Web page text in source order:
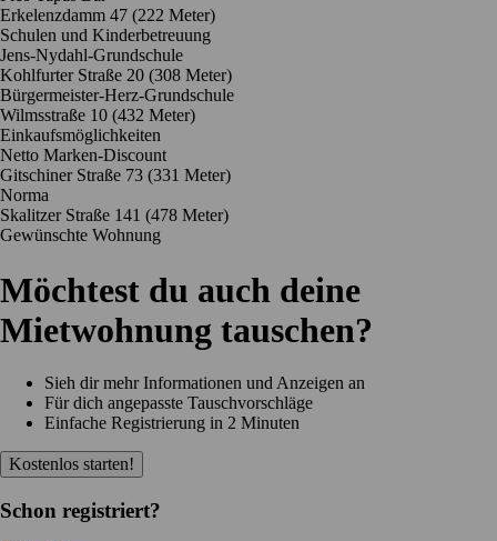
Erkelenzdamm 47 (222 Meter)
Schulen und Kinderbetreuung
Jens-Nydahl-Grundschule
Kohlfurter Straße 20 (308 Meter)
Bürgermeister-Herz-Grundschule
Wilmsstraße 10 (432 Meter)
Einkaufsmöglichkeiten
Netto Marken-Discount
Gitschiner Straße 73 (331 Meter)
Norma
Skalitzer Straße 141 (478 Meter)
Gewünschte Wohnung
Möchtest du auch deine
Mietwohnung tauschen?
Sieh dir mehr Informationen und Anzeigen an
Für dich angepasste Tauschvorschläge
Einfache Registrierung in 2 Minuten
Kostenlos starten!
Schon registriert?